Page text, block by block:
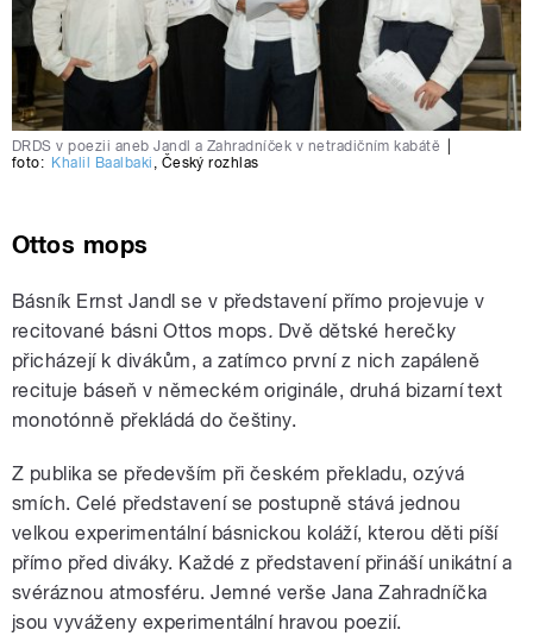
DRDS v poezii aneb Jandl a Zahradníček v netradičním kabátě
foto: Khalil Baalbaki , Český rozhlas
Ottos mops
Básník Ernst Jandl se v představení přímo projevuje v
recitované básni Ottos mops. Dvě dětské herečky
přicházejí k divákům, a zatímco první z nich zapáleně
recituje báseň v německém originále, druhá bizarní text
monotónně překládá do češtiny.
Z publika se především při českém překladu, ozývá
smích. Celé představení se postupně stává jednou
velkou experimentální básnickou koláží, kterou děti píší
přímo před diváky. Každé z představení přináší unikátní a
svéráznou atmosféru. Jemné verše Jana Zahradníčka
jsou vyváženy experimentální hravou poezií.